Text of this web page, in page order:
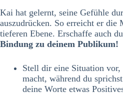
Kai hat gelernt, seine Gefühle
auszudrücken. So erreicht er die
tieferen Ebene. Erschaffe auch
Bindung zu deinem Publikum!
Stell dir eine Situation
macht, während du
deine Worte etwas